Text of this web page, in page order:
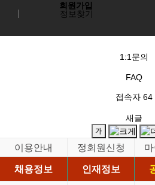
회원가입
정보찾기
1:1문의
FAQ
접속자 64
새글
이용안내 정회원신청
채용정보
인재정보